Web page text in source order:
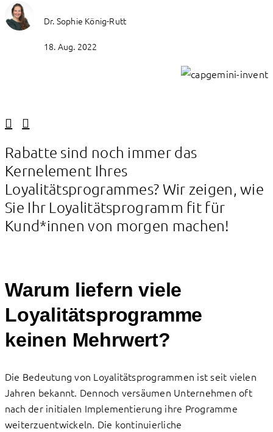
Dr. Sophie König-Rutt
18. Aug. 2022
Rabatte sind noch immer das
Kernelement Ihres
Loyalitätsprogrammes? Wir zeigen, wie
Sie Ihr Loyalitätsprogramm fit für
Kund*innen von morgen machen!
Warum liefern viele
Loyalitätsprogramme
keinen Mehrwert?
Die Bedeutung von Loyalitätsprogrammen ist seit vielen
Jahren bekannt. Dennoch versäumen Unternehmen oft
nach der initialen Implementierung ihre Programme
weiterzuentwickeln. Die kontinuierliche